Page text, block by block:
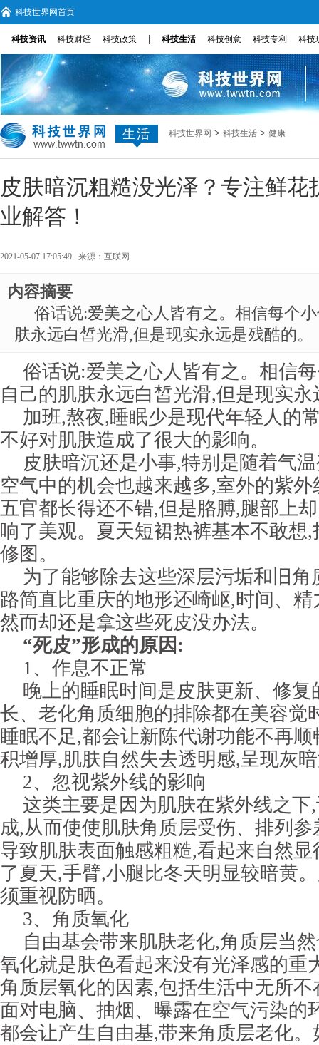
科技世界网首页
科技资讯 科技财经 科技政策 科技生活 科技创意 科技专利 科技
生活 科技世界网 > 科技生活 > 健康
皮肤暗沉粗糙没光泽？专注鲜花
业解答！
2021-05-07 17:05:49 来源： 互联网
内容摘要
俗话说:爱美之心人皆有之。相信每个
肤永远白皙光滑,但是现实永远是残酷的。
俗话说:爱美之心人皆有之。相信
自己的肌肤永远白皙光滑,但是现实
加班,熬夜,睡眠少是现代年轻人的
不好对肌肤造成了很大的影响。
皮肤暗沉还是小事,特别是随着气
空气中的机会也越来越多,室外的紫
五官都长得还不错,但是胳膊,腿部上
响了美观。夏天短裙热裤基本不敢想
修图。
为了能够除去这些深层污垢和旧角
路简直比重庆的地形还崎岖,时间、
然而却还是拿这些死皮没办法。
“死皮”形成的原因:
1、作息不正常
晚上的睡眠时间是皮肤更新、修复
长、老化角质细胞的排除都在美容觉
睡眠不足,都会让新陈代谢功能不再
积增厚,肌肤自然失去透明感,呈现灰
2、忽视紫外线的影响
这类主要是因为肌肤在紫外线之下
成,从而使使肌肤角质层受伤、排列
导致肌肤表面触感粗糙,看起来自然
了夏天,手臂,小腿比冬天明显较暗黄
须重视防晒。
3、角质氧化
自由基会带来肌肤老化,角质层当
氧化就是肤色看起来没有光泽感的重
角质层氧化的因素,包括生活中无所
面对电脑、抽烟、曝露在空气污染的
都会让产生自由基,带来角质层老化